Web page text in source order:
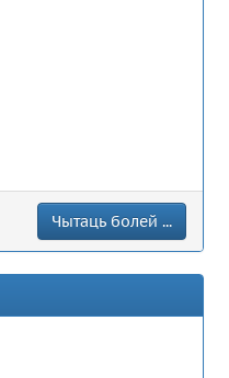
Чытаць болей ...